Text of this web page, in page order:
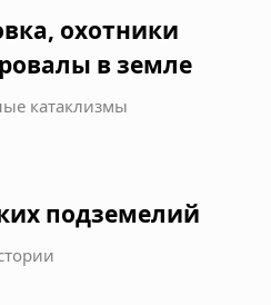
охотники
в земле
катаклизмы
подземелий